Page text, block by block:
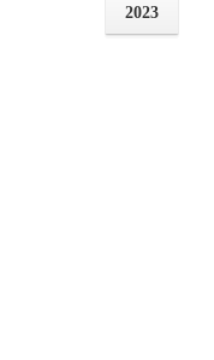
2023